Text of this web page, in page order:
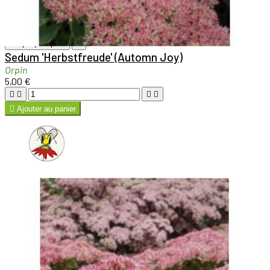
Aperçu rapide
Sedum 'Herbstfreude' (Automn Joy)
Orpin
5,00 €
   
 Ajouter au panier